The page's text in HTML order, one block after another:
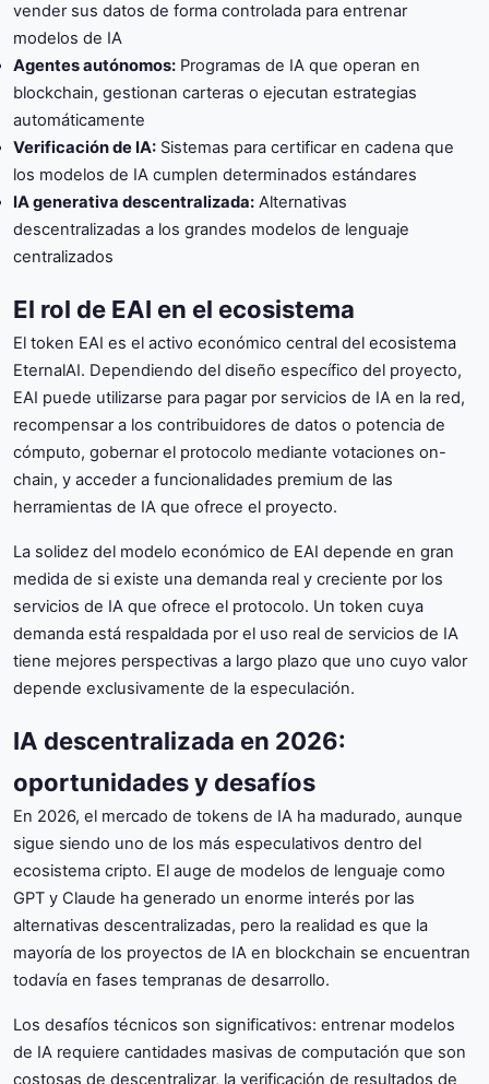
vender sus datos de forma controlada para entrenar
modelos de IA
Agentes autónomos: Programas de IA que operan en
blockchain, gestionan carteras o ejecutan estrategias
automáticamente
Verificación de IA: Sistemas para certificar en cadena que
los modelos de IA cumplen determinados estándares
IA generativa descentralizada: Alternativas
descentralizadas a los grandes modelos de lenguaje
centralizados
El rol de EAI en el ecosistema
El token EAI es el activo económico central del ecosistema
EternalAI. Dependiendo del diseño específico del proyecto,
EAI puede utilizarse para pagar por servicios de IA en la red,
recompensar a los contribuidores de datos o potencia de
cómputo, gobernar el protocolo mediante votaciones on-
chain, y acceder a funcionalidades premium de las
herramientas de IA que ofrece el proyecto.
La solidez del modelo económico de EAI depende en gran
medida de si existe una demanda real y creciente por los
servicios de IA que ofrece el protocolo. Un token cuya
demanda está respaldada por el uso real de servicios de IA
tiene mejores perspectivas a largo plazo que uno cuyo valor
depende exclusivamente de la especulación.
IA descentralizada en 2026:
oportunidades y desafíos
En 2026, el mercado de tokens de IA ha madurado, aunque
sigue siendo uno de los más especulativos dentro del
ecosistema cripto. El auge de modelos de lenguaje como
GPT y Claude ha generado un enorme interés por las
alternativas descentralizadas, pero la realidad es que la
mayoría de los proyectos de IA en blockchain se encuentran
todavía en fases tempranas de desarrollo.
Los desafíos técnicos son significativos: entrenar modelos
de IA requiere cantidades masivas de computación que son
costosas de descentralizar, la verificación de resultados de